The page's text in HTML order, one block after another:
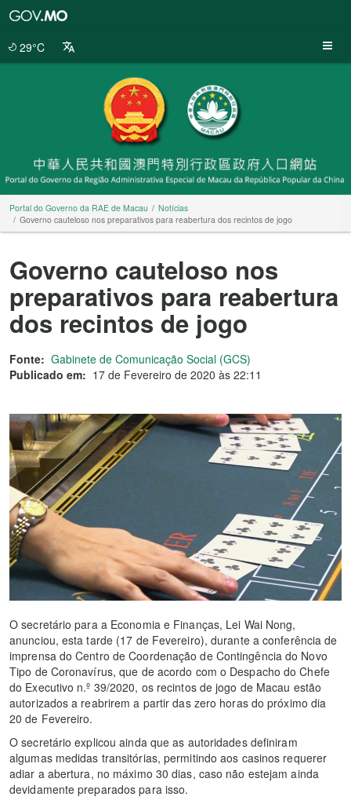
29°C
Portal do Governo da RAE de Macau
Notícias
Governo cauteloso nos preparativos para reabertura dos recintos de jogo
Governo cauteloso nos
preparativos para reabertura
dos recintos de jogo
Fonte: Gabinete de Comunicação Social (GCS)
Publicado em: 17 de Fevereiro de 2020 às 22:11
O secretário para a Economia e Finanças, Lei Wai Nong,
anunciou, esta tarde (17 de Fevereiro), durante a conferência de
imprensa do Centro de Coordenação de Contingência do Novo
Tipo de Coronavírus, que de acordo com o Despacho do Chefe
do Executivo n.º 39/2020, os recintos de jogo de Macau estão
autorizados a reabrirem a partir das zero horas do próximo dia
20 de Fevereiro.
O secretário explicou ainda que as autoridades definiram
algumas medidas transitórias, permitindo aos casinos requerer
adiar a abertura, no máximo 30 dias, caso não estejam ainda
devidamente preparados para isso.